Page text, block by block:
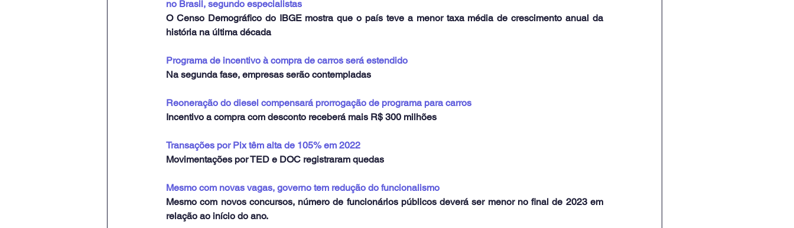
no Brasil, segundo especialistas
O Censo Demográfico do IBGE mostra que o país teve a menor taxa média de crescimento anual da
história na última década
Programa de incentivo à compra de carros será estendido
Na segunda fase, empresas serão contempladas
Reoneração do diesel compensará prorrogação de programa para carros
Incentivo a compra com desconto receberá mais R$ 300 milhões
Transações por Pix têm alta de 105% em 2022
Movimentações por TED e DOC registraram quedas
Mesmo com novas vagas, governo tem redução do funcionalismo
Mesmo com novos concursos, número de funcionários públicos deverá ser menor no final de 2023 em
relação ao início do ano.